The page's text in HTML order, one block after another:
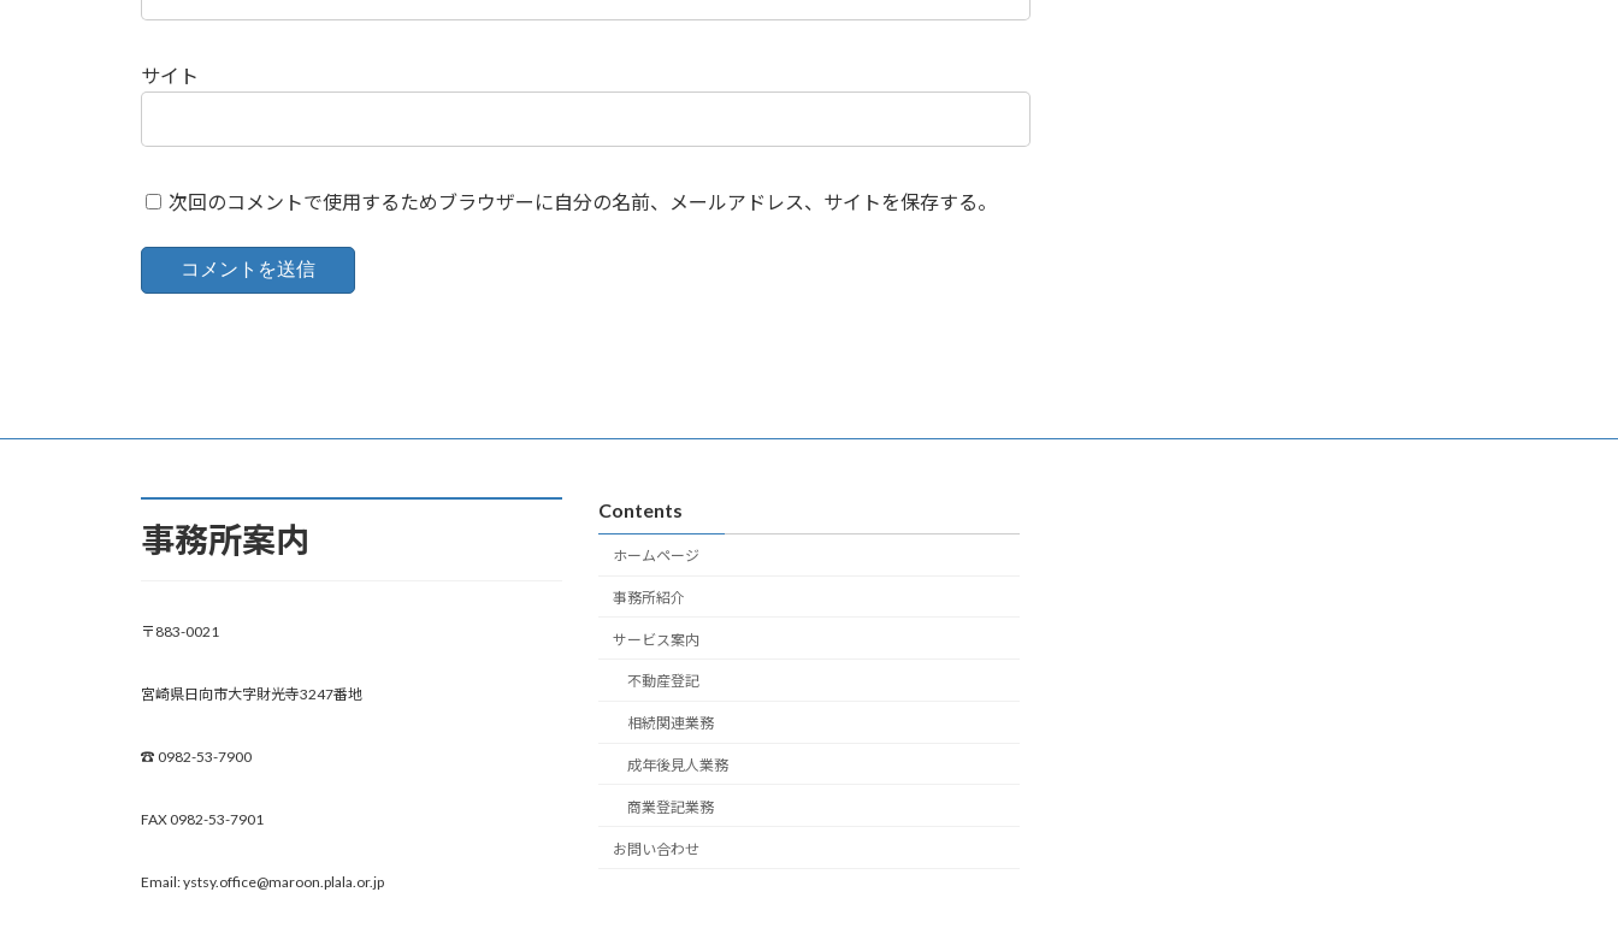
サイト
次回のコメントで使用するためブラウザーに自分の名前、メールアドレス、サイトを保存する。
事務所案内
〒883-0021
宮崎県日向市大字財光寺3247番地
☎︎ 0982-53-7900
FAX 0982-53-7901
Email: ystsy.office@maroon.plala.or.jp
Contents
ホームページ
事務所紹介
サービス案内
不動産登記
相続関連業務
成年後見人業務
商業登記業務
お問い合わせ